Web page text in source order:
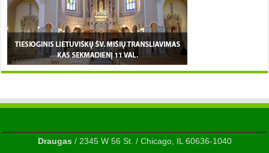
Draugas/ 2345 W 56 St. / Chicago, IL 60636-1040